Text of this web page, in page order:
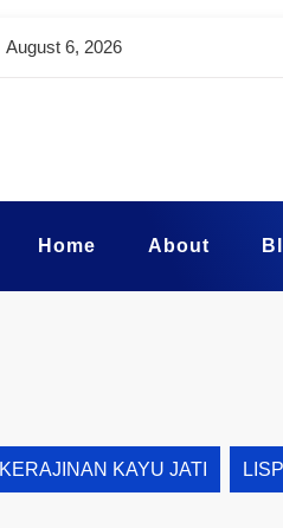
August 6, 2026
Home About
KERAJINAN KAYU JATI